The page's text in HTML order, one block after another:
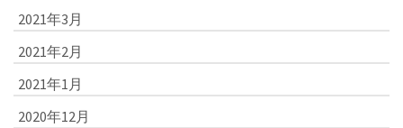
2021年3月
2021年2月
2021年1月
2020年12月